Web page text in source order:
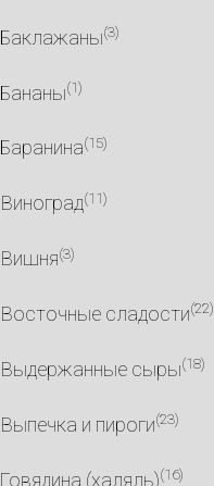
Баклажаны(3)
Бананы(1)
Баранина(15)
Виноград(11)
Вишня(3)
Восточные сладости(22)
Выдержанные сыры(18)
Выпечка и пироги(23)
Говядина (халяль)(16)